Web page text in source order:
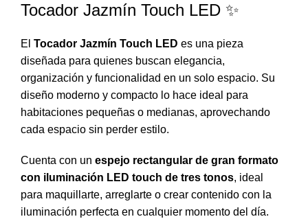
Tocador Jazmín Touch LED ✨
El Tocador Jazmín Touch LED es una pieza
diseñada para quienes buscan elegancia,
organización y funcionalidad en un solo espacio. Su
diseño moderno y compacto lo hace ideal para
habitaciones pequeñas o medianas, aprovechando
cada espacio sin perder estilo.
Cuenta con un espejo rectangular de gran formato
con iluminación LED touch de tres tonos, ideal
para maquillarte, arreglarte o crear contenido con la
iluminación perfecta en cualquier momento del día.